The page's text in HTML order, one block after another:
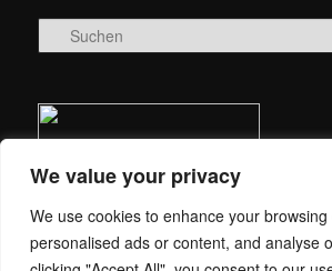
We value your privacy
We use cookies to enhance your
personalised ads or content, and analyse
u
e
n